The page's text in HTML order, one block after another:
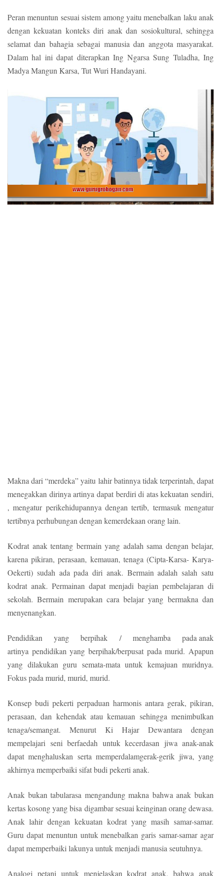
Peran menuntun sesuai sistem among yaitu menebalkan laku anak
dengan kekuatan konteks diri anak dan sosiokultural, sehingga
selamat dan bahagia sebagai manusia dan anggota masyarakat.
Dalam hal ini dapat diterapkan Ing Ngarsa Sung Tuladha, Ing
Madya Mangun Karsa, Tut Wuri Handayani.
Makna dari “merdeka” yaitu lahir batinnya tidak terperintah, dapat
menegakkan dirinya artinya dapat berdiri di atas kekuatan sendiri,
, mengatur perikehidupannya dengan tertib, termasuk mengatur
tertibnya perhubungan dengan kemerdekaan orang lain.
Kodrat anak tentang bermain yang adalah sama dengan belajar,
karena pikiran, perasaan, kemauan, tenaga (Cipta-Karsa- Karya-
Oekerti) sudah ada pada diri anak. Bermain adalah salah satu
kodrat anak. Permainan dapat menjadi bagian pembelajaran di
sekolah. Bermain merupakan cara belajar yang bermakna dan
menyenangkan.
Pendidikan yang berpihak / menghamba pada anak
artinya pendidikan yang berpihak/berpusat pada murid. Apapun
yang dilakukan guru semata-mata untuk kemajuan muridnya.
Fokus pada murid, murid, murid.
Konsep budi pekerti perpaduan harmonis antara gerak, pikiran,
perasaan, dan kehendak atau kemauan sehingga menimbulkan
tenaga/semangat. Menurut Ki Hajar Dewantara dengan
mempelajari seni berfaedah untuk kecerdasan jiwa anak-anak
dapat menghaluskan serta memperdalamgerak-gerik jiwa, yang
akhirnya memperbaiki sifat budi pekerti anak.
Anak bukan tabularasa mengandung makna bahwa anak bukan
kertas kosong yang bisa digambar sesuai keinginan orang dewasa.
Anak lahir dengan kekuatan kodrat yang masih samar-samar.
Guru dapat menuntun untuk menebalkan garis samar-samar agar
dapat memperbaiki lakunya untuk menjadi manusia seutuhnya.
Analogi petani untuk menjelaskan kodrat anak, bahwa anak